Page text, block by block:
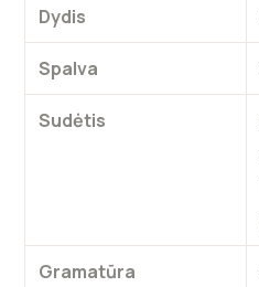
Dydis
Spalva
Sudėtis
Gramatūra